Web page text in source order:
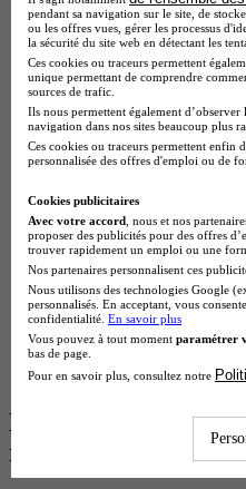
BTS Dietetique en
BTS Mco en alternance
BTS Pi en alternance
BTS Sp3s en alternance
Master CCA en alternance
BTS Ndrc en alternance
BTS Sam en alternance
Cap Fleuriste en alternance
MSc Marketing Digital en
BTS Gpme en alternance
Cap Electricien en
BTS Gpn en alternance
BTS Domotique en
BAC Pro Agora en
BTS Sta en alternance
BTS Iris en alternance
BTS Tpl en alternance
BTS Ati en alternance
Les diplômes par
recherchés
pendant sa navigation sur le site, de
ou les offres vues, gérer les processus
la sécurité du site web en détectant les
Ces cookies ou traceurs permettent
unique permettant de comprendre
sources de trafic.
Ils nous permettent également
navigation dans nos sites beaucoup plus
Ces cookies ou traceurs permettent enfin
personnalisée des offres d'emploi ou de
Cookies publicitaires
Avec votre accord , nous et nos
proposer des publicités pour des offres
trouver rapidement un emploi ou une
Nos partenaires personnalisent ces
Nous utilisons des technologies Google
personnalisés. En acceptant, vous
confidentialité. En savoir plus
Vous pouvez à tout moment paramétrer
bas de page.
Pour en savoir plus, consultez notre